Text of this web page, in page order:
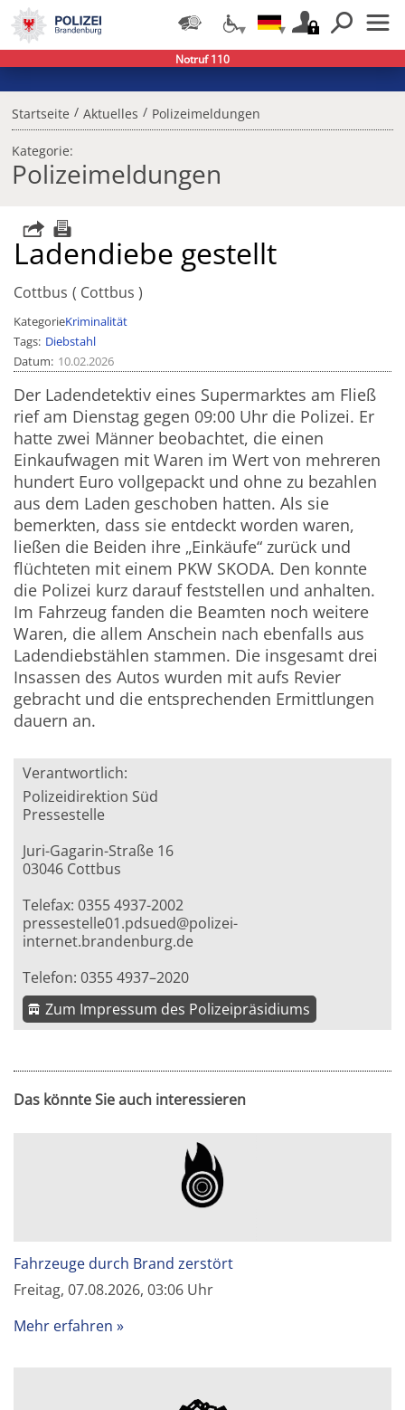
Startseite / Aktuelles / Polizeimeldungen
Kategorie:
Polizeimeldungen
Ladendiebe gestellt
Cottbus Cottbus
KategorieKriminalität
Tags Diebstahl
Datum 10.02.2026
Der Ladendetektiv eines Supermarktes am Fließ
rief am Dienstag gegen 09:00 Uhr die Polizei. Er
hatte zwei Männer beobachtet, die einen
Einkaufwagen mit Waren im Wert von mehreren
hundert Euro vollgepackt und ohne zu bezahlen
aus dem Laden geschoben hatten. Als sie
bemerkten, dass sie entdeckt worden waren,
ließen die Beiden ihre „Einkäufe“ zurück und
flüchteten mit einem PKW SKODA. Den konnte
die Polizei kurz darauf feststellen und anhalten.
Im Fahrzeug fanden die Beamten noch weitere
Waren, die allem Anschein nach ebenfalls aus
Ladendiebstählen stammen. Die insgesamt drei
Insassen des Autos wurden mit aufs Revier
gebracht und die entsprechenden Ermittlungen
dauern an.
Verantwortlich:
Polizeidirektion Süd
Pressestelle
Juri-Gagarin-Straße 16
03046 Cottbus
Telefax: 0355 4937-2002
pressestelle01.pdsued@polizei-
internet.brandenburg.de
Telefon: 0355 4937–2020
Zum Impressum des Polizeipräsidiums
Das könnte Sie auch interessieren
Fahrzeuge durch Brand zerstört
Freitag, 07.08.2026, 03:06 Uhr
Mehr erfahren
Notruf 110